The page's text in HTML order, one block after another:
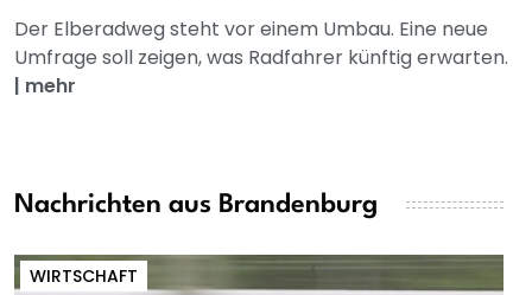
Der Elberadweg steht vor einem Umbau. Eine neue
Umfrage soll zeigen, was Radfahrer künftig erwarten.
| mehr
Nachrichten aus Brandenburg
WIRTSCHAFT